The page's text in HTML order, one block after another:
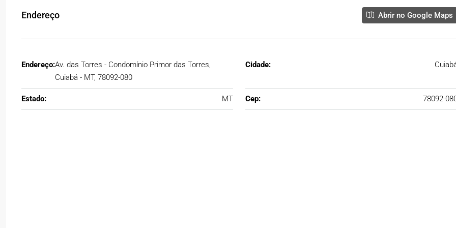
Endereço Abrir no Google Maps
Endereço:Av. das Torres - Condomínio Primor das Torres,
Cuiabá - MT, 78092-080
Cidade:
Estado: MT Cep: 78092-